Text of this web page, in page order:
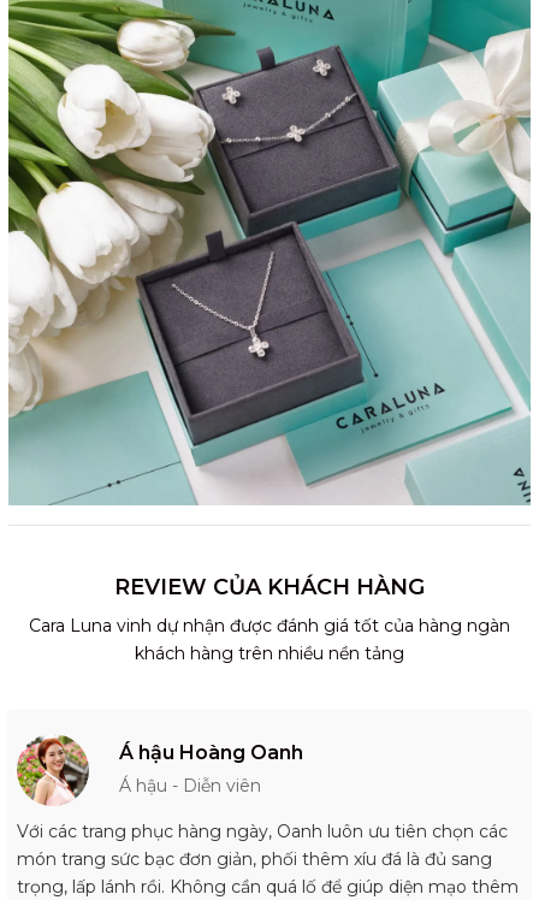
REVIEW CỦA KHÁCH HÀNG
Cara Luna vinh dự nhận được đánh giá tốt của hàng ngàn
khách hàng trên nhiều nền tảng
Á hậu Hoàng Oanh
Á hậu - Diễn viên
Với các trang phục hàng ngày, Oanh luôn ưu tiên chọn các
món trang sức bạc đơn giản, phối thêm xíu đá là đủ sang
trọng, lấp lánh rồi. Không cần quá lố để giúp diện mạo thêm